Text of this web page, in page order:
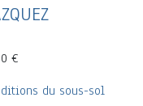
€
du sous-sol